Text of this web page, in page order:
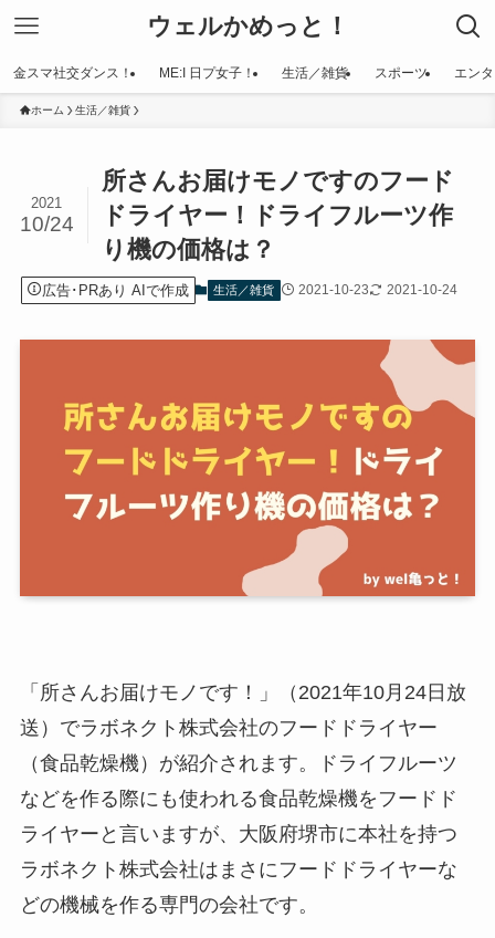
ウェルかめっと！
金スマ社交ダンス！ ME:I 日プ女子！ 生活／雑貨 スポーツ エン
ホーム 生活／雑貨
所さんお届けモノですのフード
ドライヤー！ドライフルーツ作
り機の価格は？
2021
10/24
広告･PRあり AIで作成 生活／雑貨 2021-10-23 2021-10-24
「所さんお届けモノです！」（2021年10月24日放
送）でラボネクト株式会社のフードドライヤー
（食品乾燥機）が紹介されます。ドライフルーツ
などを作る際にも使われる食品乾燥機をフードド
ライヤーと言いますが、大阪府堺市に本社を持つ
ラボネクト株式会社はまさにフードドライヤーな
どの機械を作る専門の会社です。